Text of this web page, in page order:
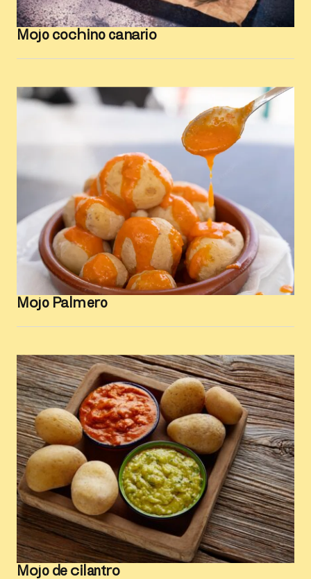
Mojo cochino canario
Mojo Palmero
Mojo de cilantro